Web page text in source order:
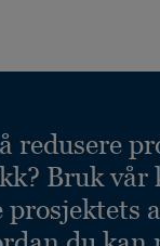
redusere
Bruk vår
prosjektets